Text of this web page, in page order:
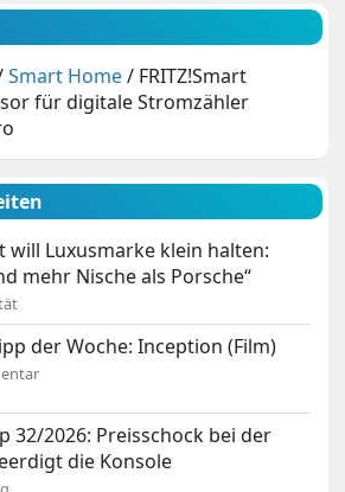
Smart Home/ FRITZ!Smart
für digitale Stromzähler
will Luxusmarke klein halten:
mehr Nische als Porsche“
der Woche: Inception (Film)
32/2026: Preisschock bei der
die Konsole